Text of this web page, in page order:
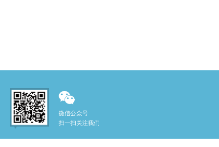
微信公众号
扫一扫关注我们